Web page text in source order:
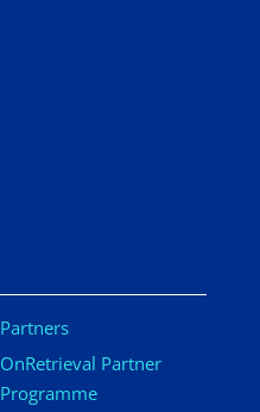
Partners
OnRetrieval Partner
Programme